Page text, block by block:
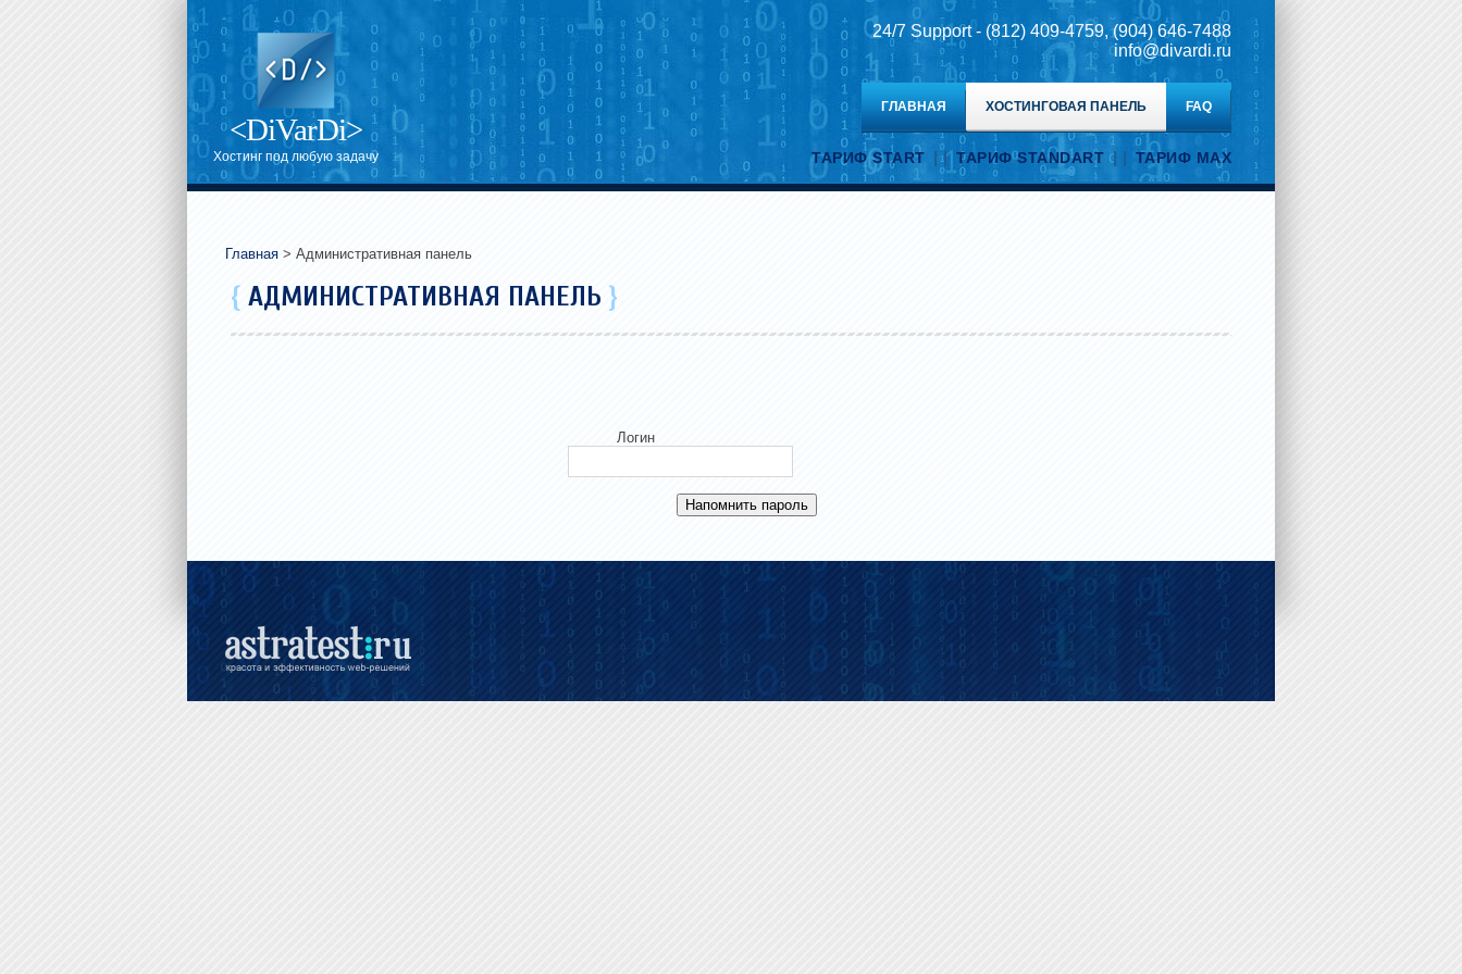
<DiVarDi>
Хостинг под любую задачу
24/7 Support - (812) 409-4759, (904) 646-7488
info@divardi.ru
ГЛАВНАЯ ХОСТИНГОВАЯ ПАНЕЛЬ FAQ
ТАРИФ START | | ТАРИФ STANDART | | ТАРИФ MAX
Главная > Административная панель
{ АДМИНИСТРАТИВНАЯ ПАНЕЛЬ }
Логин
Напомнить пароль